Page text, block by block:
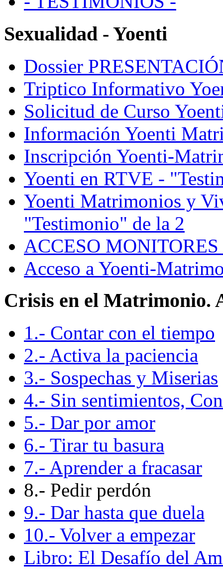
Sexualidad - Yoenti
Dossier
Triptico Informativo
Solicitud de Curso
Información Yoenti
Inscripción Yoenti-
Yoenti en RTVE -
Yoenti Matrimonios y
"Testimonio" de la 2
ACCESO
Acceso a Yoenti-
Crisis en el Matrimonio.
1.- Contar con el tiempo
2.- Activa la paciencia
3.- Sospechas y Miserias
4.- Sin sentimientos,
5.- Dar por amor
6.- Tirar tu basura
7.- Aprender a fracasar
8.- Pedir perdón
9.- Dar hasta que duela
10.- Volver a empezar
Libro: El Desafío del